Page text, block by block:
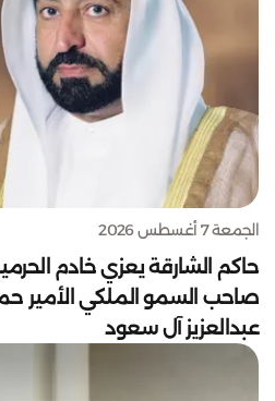
الجمعة 7 أغسطس 2026
حاكم الشارقة يعزي خادم
صاحب السمو الملكي الأمير
عبدالعزيز آل سعود